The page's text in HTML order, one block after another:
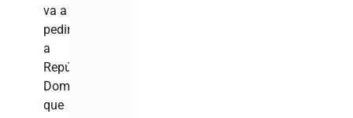
va a
pedir
a
República
Dominicana
que